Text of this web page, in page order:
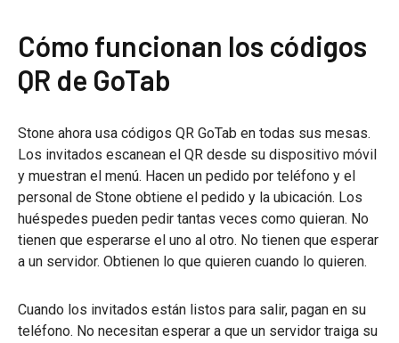
Cómo funcionan los códigos
QR de GoTab
Stone ahora usa códigos QR GoTab en todas sus mesas.
Los invitados escanean el QR desde su dispositivo móvil
y muestran el menú. Hacen un pedido por teléfono y el
personal de Stone obtiene el pedido y la ubicación. Los
huéspedes pueden pedir tantas veces como quieran. No
tienen que esperarse el uno al otro. No tienen que esperar
a un servidor. Obtienen lo que quieren cuando lo quieren.
Cuando los invitados están listos para salir, pagan en su
teléfono. No necesitan esperar a que un servidor traiga su